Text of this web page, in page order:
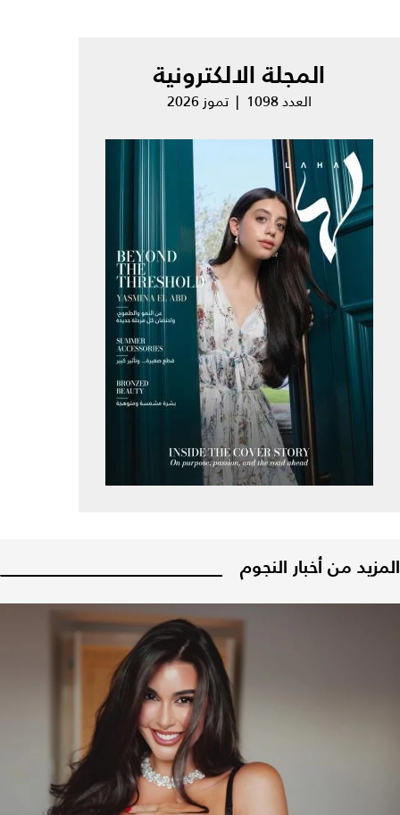
المجلة الالكترونية
العدد 1098 | تموز 2026
المزيد من أخبار النجوم